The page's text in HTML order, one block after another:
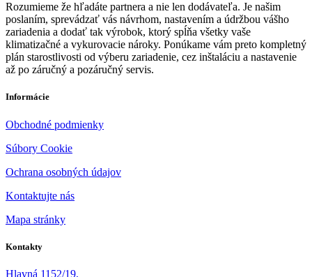
Rozumieme že hľadáte partnera a nie len dodávateľa. Je našim
poslaním, sprevádzať vás návrhom, nastavením a údržbou vášho
zariadenia a dodať tak výrobok, ktorý spĺňa všetky vaše
klimatizačné a vykurovacie nároky. Ponúkame vám preto kompletný
plán starostlivosti od výberu zariadenie, cez inštaláciu a nastavenie
až po záručný a pozáručný servis.
Informácie
Obchodné podmienky
Súbory Cookie
Ochrana osobných údajov
Kontaktujte nás
Mapa stránky
Kontakty
Hlavná 1152/19,